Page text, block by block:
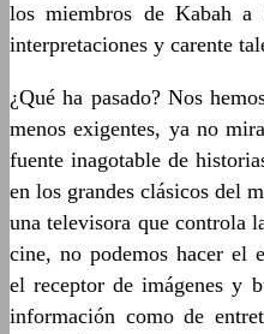
los miembros de Kabah a
interpretaciones y carente
¿Qué ha pasado? Nos
menos exigentes, ya no
fuente inagotable de
en los grandes clásicos del
una televisora que controla
cine, no podemos hacer el
el receptor de imágenes y
información como de